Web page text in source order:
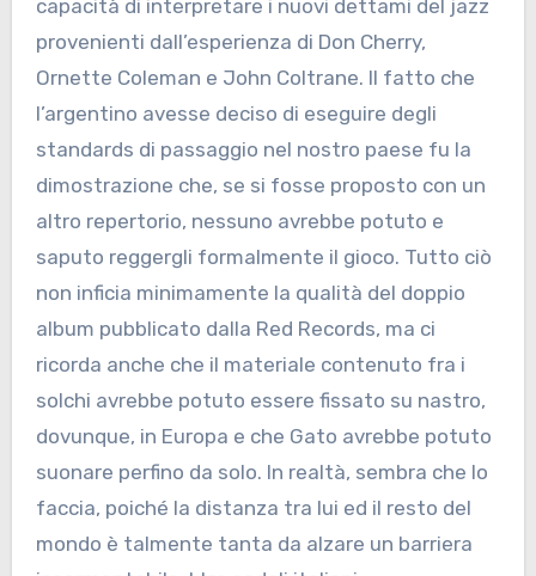
capacità di interpretare i nuovi dettami del jazz
provenienti dall’esperienza di Don Cherry,
Ornette Coleman e John Coltrane. Il fatto che
l’argentino avesse deciso di eseguire degli
standards di passaggio nel nostro paese fu la
dimostrazione che, se si fosse proposto con un
altro repertorio, nessuno avrebbe potuto e
saputo reggergli formalmente il gioco. Tutto ciò
non inficia minimamente la qualità del doppio
album pubblicato dalla Red Records, ma ci
ricorda anche che il materiale contenuto fra i
solchi avrebbe potuto essere fissato su nastro,
dovunque, in Europa e che Gato avrebbe potuto
suonare perfino da solo. In realtà, sembra che lo
faccia, poiché la distanza tra lui ed il resto del
mondo è talmente tanta da alzare un barriera